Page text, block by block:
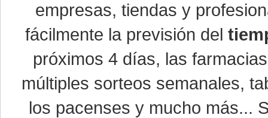
empresas, tiendas y
fácilmente la previsión del
próximos 4 días, las
múltiples sorteos semanales,
los pacenses y mucho más...